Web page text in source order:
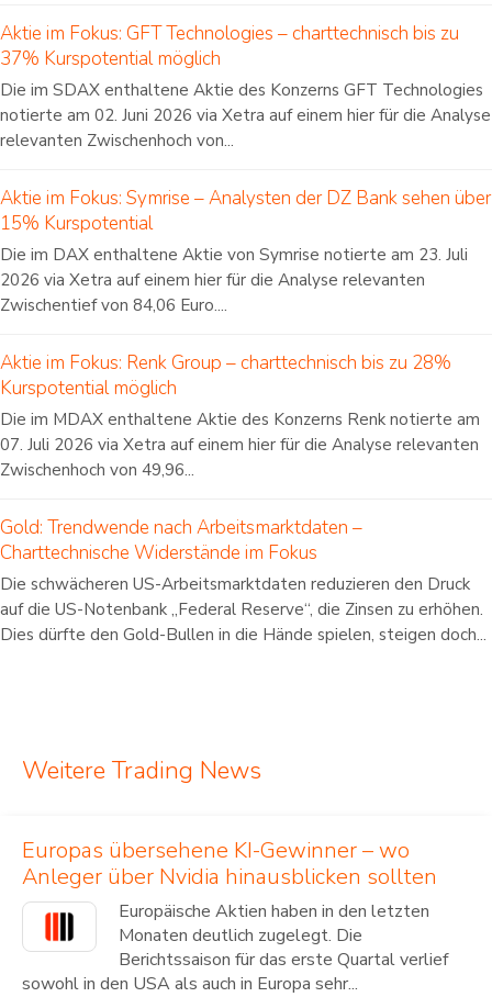
Aktie im Fokus: GFT Technologies – charttechnisch bis zu
37% Kurspotential möglich
Die im SDAX enthaltene Aktie des Konzerns GFT Technologies
notierte am 02. Juni 2026 via Xetra auf einem hier für die Analyse
relevanten Zwischenhoch von...
Aktie im Fokus: Symrise – Analysten der DZ Bank sehen über
15% Kurspotential
Die im DAX enthaltene Aktie von Symrise notierte am 23. Juli
2026 via Xetra auf einem hier für die Analyse relevanten
Zwischentief von 84,06 Euro....
Aktie im Fokus: Renk Group – charttechnisch bis zu 28%
Kurspotential möglich
Die im MDAX enthaltene Aktie des Konzerns Renk notierte am
07. Juli 2026 via Xetra auf einem hier für die Analyse relevanten
Zwischenhoch von 49,96...
Gold: Trendwende nach Arbeitsmarktdaten –
Charttechnische Widerstände im Fokus
Die schwächeren US-Arbeitsmarktdaten reduzieren den Druck
auf die US-Notenbank „Federal Reserve“, die Zinsen zu erhöhen.
Dies dürfte den Gold-Bullen in die Hände spielen, steigen doch...
Weitere Trading News
Europas übersehene KI-Gewinner – wo
Anleger über Nvidia hinausblicken sollten
Europäische Aktien haben in den letzten
Monaten deutlich zugelegt. Die
Berichtssaison für das erste Quartal verlief
sowohl in den USA als auch in Europa sehr...